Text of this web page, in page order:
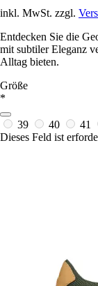
inkl. MwSt. zzgl.
Entdecken Sie die
mit subtiler Eleganz
Alltag bieten.
Größe
*
39 40 41
Dieses Feld ist